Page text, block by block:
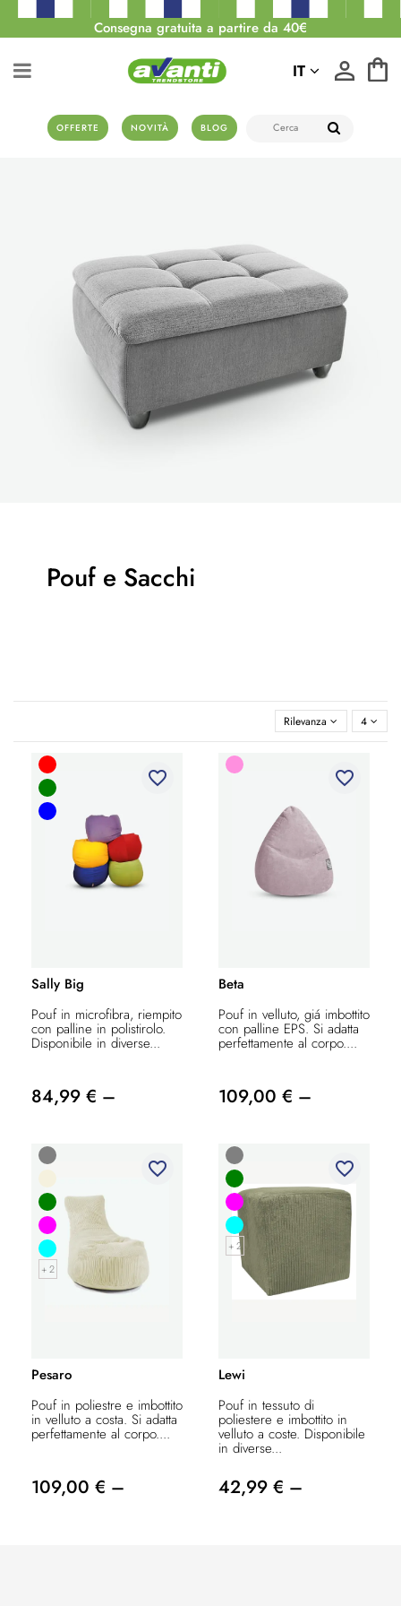
Consegna gratuita a partire da 40€
OFFERTE NOVITÀ BLOG
IT
Pouf e Sacchi
Rilevanza 4
favorite_border
Sally Big
Pouf in microfibra, riempito
con palline in polistirolo.
Disponibile in diverse...
84,99 € –
favorite_border
Beta
Pouf in velluto, giá imbottito
con palline EPS. Si adatta
perfettamente al corpo....
109,00 € –
+ 2
favorite_border
Pesaro
Pouf in poliestre e imbottito
in velluto a costa. Si adatta
perfettamente al corpo....
109,00 € –
+ 2
favorite_border
Lewi
Pouf in tessuto di
poliestere e imbottito in
velluto a coste. Disponibile
in diverse...
42,99 € –